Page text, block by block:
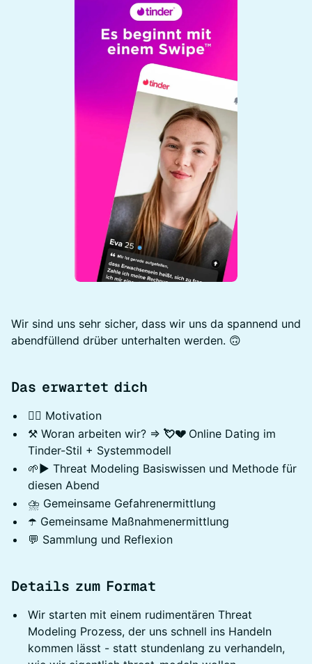
Wir sind uns sehr sicher, dass wir uns da spannend und
abendfüllend drüber unterhalten werden. 🙃
Das erwartet dich
❤️‍🔥 Motivation
⚒️ Woran arbeiten wir? ⇒ 💘💔 Online Dating im
Tinder-Stil + Systemmodell
🌱▶️ Threat Modeling Basiswissen und Methode für
diesen Abend
⛈️ Gemeinsame Gefahrenermittlung
☂️ Gemeinsame Maßnahmenermittlung
💬 Sammlung und Reflexion
Details zum Format
Wir starten mit einem rudimentären Threat
Modeling Prozess, der uns schnell ins Handeln
kommen lässt - statt stundenlang zu verhandeln,